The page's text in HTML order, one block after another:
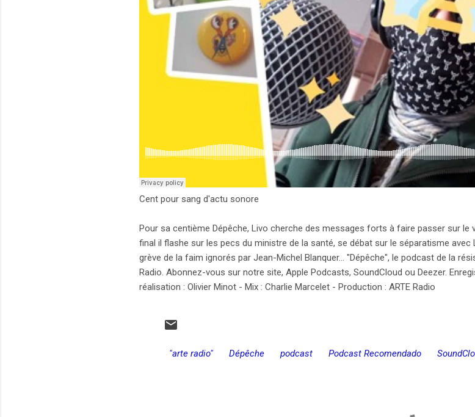
Cent pour sang d'actu sonore
Pour sa centième Dépêche, Livo cherche des messages forts à faire passer sur le
final il flashe sur les pecs du ministre de la santé, se débat sur le séparatisme
grève de la faim ignorés par Jean-Michel Blanquer... "Dépêche", le podcast de la
Radio. Abonnez-vous sur notre site, Apple Podcasts, SoundCloud ou Deezer.
réalisation : Olivier Minot - Mix : Charlie Marcelet - Production : ARTE Radio
"arte radio" Dépêche podcast Podcast Recomendado